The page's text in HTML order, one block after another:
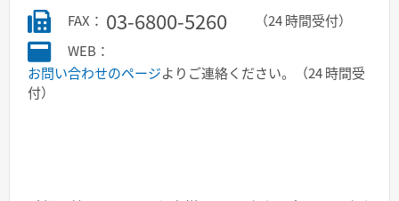
FAX： 03-6800-5260
（24 時間受付）
WEB：
お問い合わせのページよりご連絡ください。（24 時間受
付）